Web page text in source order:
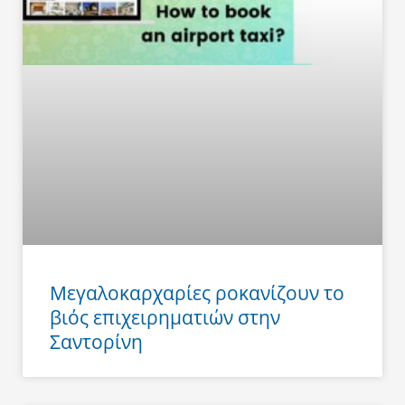
Μεγαλοκαρχαρίες ροκανίζουν το
βιός επιχειρηματιών στην
Σαντορίνη